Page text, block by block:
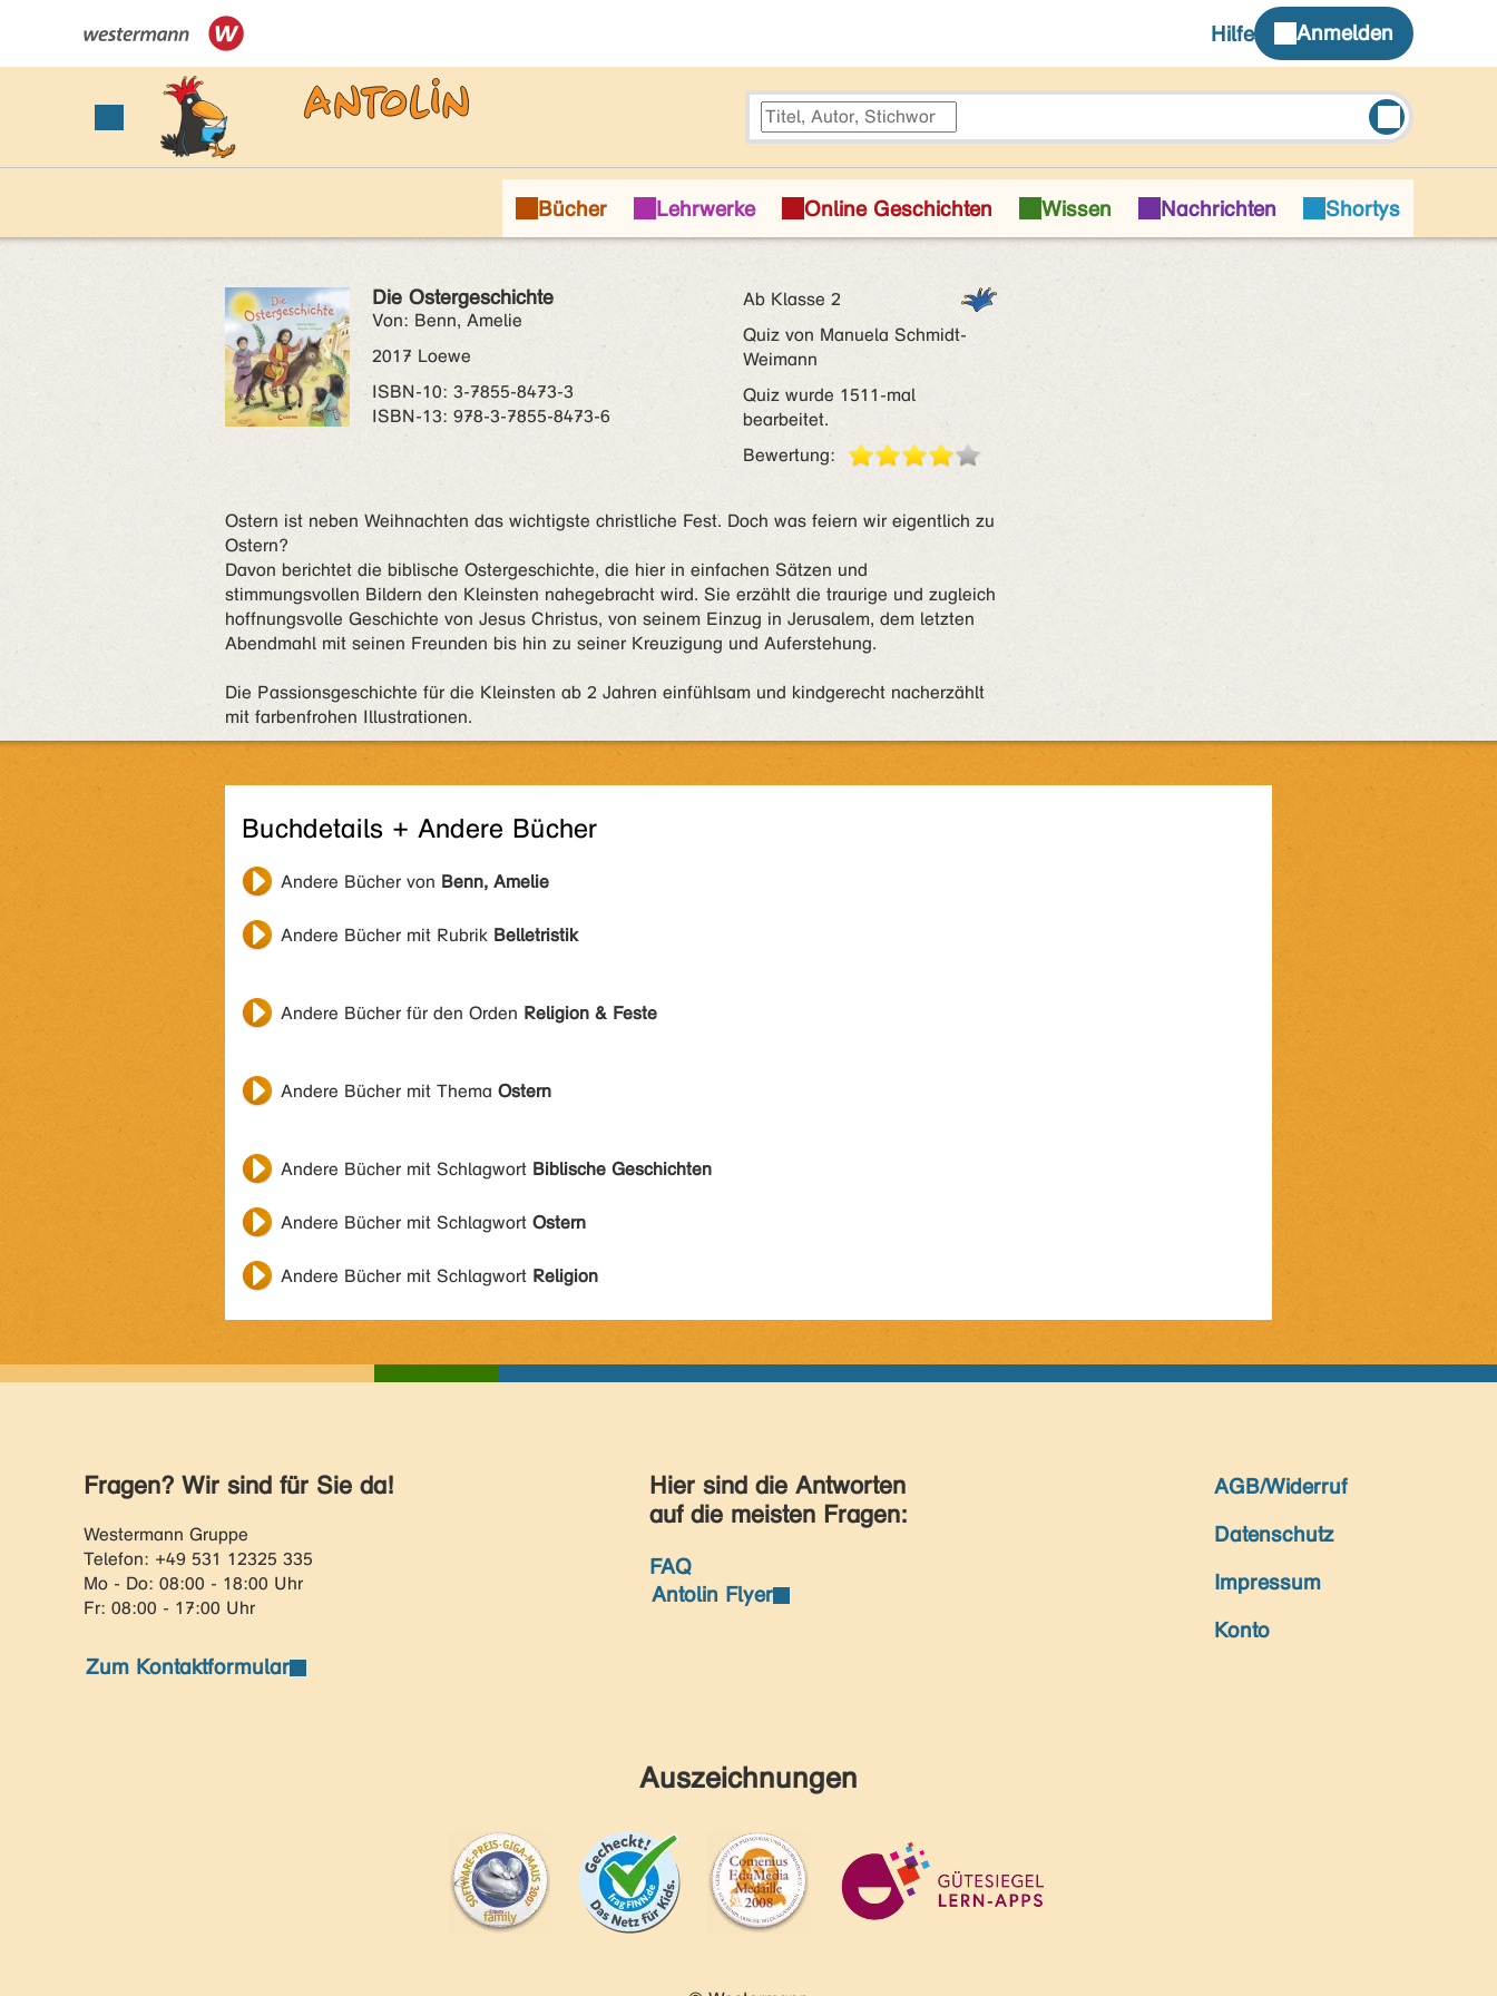
Die Ostergeschichte
Von: Benn, Amelie
2017 Loewe
ISBN‑10: 3-7855-8473-3
ISBN‑13: 978-3-7855-8473-6
Ab Klasse 2
Quiz von Manuela Schmidt-
Weimann
Quiz wurde 1511-mal
bearbeitet.
Bewertung:
Ostern ist neben Weihnachten das wichtigste christliche Fest. Doch was feiern wir eigentlich zu
Ostern?
Davon berichtet die biblische Ostergeschichte, die hier in einfachen Sätzen und
stimmungsvollen Bildern den Kleinsten nahegebracht wird. Sie erzählt die traurige und zugleich
hoffnungsvolle Geschichte von Jesus Christus, von seinem Einzug in Jerusalem, dem letzten
Abendmahl mit seinen Freunden bis hin zu seiner Kreuzigung und Auferstehung.
Die Passionsgeschichte für die Kleinsten ab 2 Jahren einfühlsam und kindgerecht nacherzählt
mit farbenfrohen Illustrationen.
Buchdetails + Andere Bücher
Andere Bücher von Benn, Amelie
Andere Bücher mit Rubrik Belletristik
Andere Bücher für den Orden Religion & Feste
Andere Bücher mit Thema Ostern
Andere Bücher mit Schlagwort Biblische Geschichten
Andere Bücher mit Schlagwort Ostern
Andere Bücher mit Schlagwort Religion